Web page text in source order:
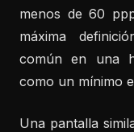
menos de 60
máxima
común en una
como un mínimo
Una pantalla